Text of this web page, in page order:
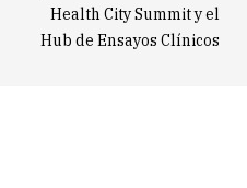
Health City Summit y el
Hub de Ensayos Clínicos